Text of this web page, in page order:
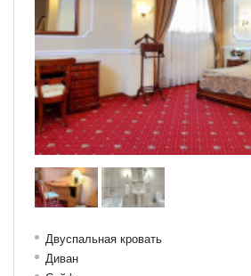
Двуспальная кровать
Диван